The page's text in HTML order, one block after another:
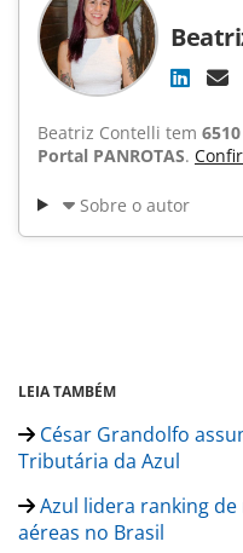
Beatriz Contelli tem 6510
Portal PANROTAS.
Sobre o autor
LEIA TAMBÉM
César Grandolfo
Tributária da Azul
Azul lidera ranking
aéreas no Brasil